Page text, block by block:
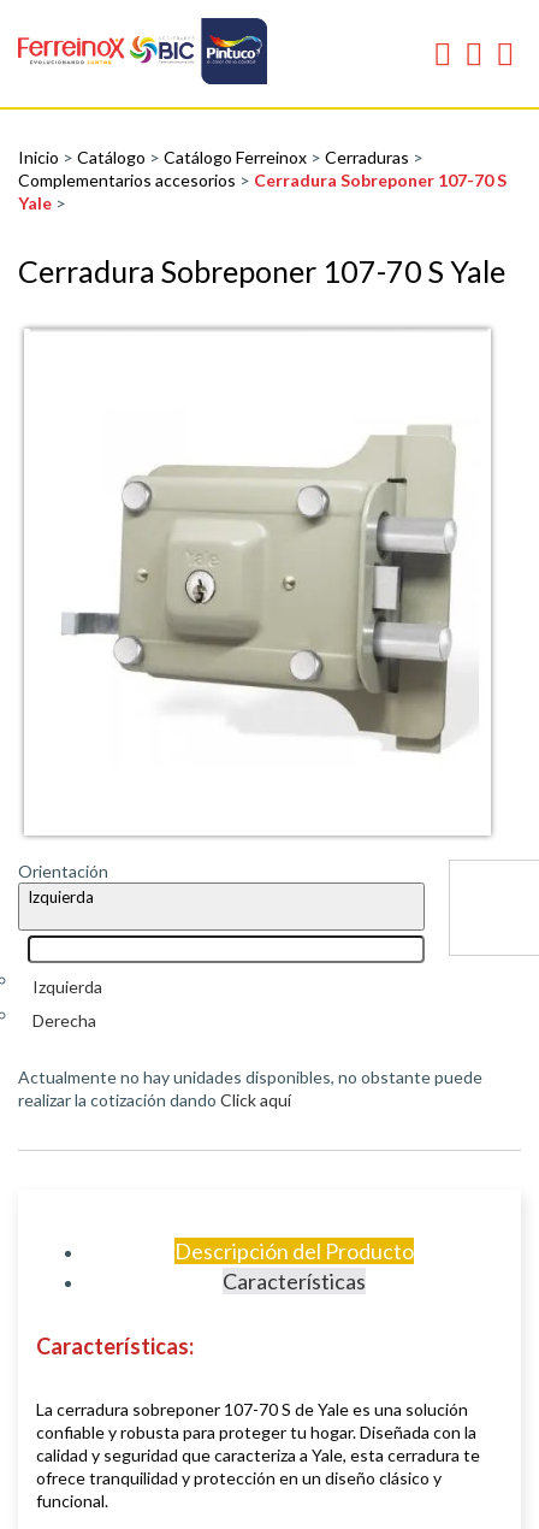
Inicio > Catálogo > Catálogo Ferreinox > Cerraduras >
Complementarios accesorios > Cerradura Sobreponer 107-70 S
Yale >
Cerradura Sobreponer 107-70 S Yale
Orientación
Izquierda
Izquierda
Derecha
Actualmente no hay unidades disponibles, no obstante puede
realizar la cotización dando Click aquí
Descripción del Producto
Características
Características:
La cerradura sobreponer 107-70 S de Yale es una solución
confiable y robusta para proteger tu hogar. Diseñada con la
calidad y seguridad que caracteriza a Yale, esta cerradura te
ofrece tranquilidad y protección en un diseño clásico y
funcional.